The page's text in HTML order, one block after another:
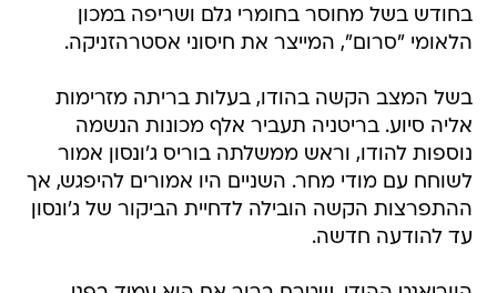
בחודש בשל מחוסר בחומרי גלם ושריפה במכון
הלאומי "סרום", המייצר את חיסוני אסטרהזניקה.
בשל המצב הקשה בהודו, בעלות בריתה מזרימות
אליה סיוע. בריטניה תעביר אלף מכונות הנשמה
נוספות להודו, וראש ממשלתה בוריס ג'ונסון אמור
לשוחח עם מודי מחר. השניים היו אמורים להיפגש, אך
ההתפרצות הקשה הובילה לדחיית הביקור של ג'ונסון
עד להודעה חדשה.